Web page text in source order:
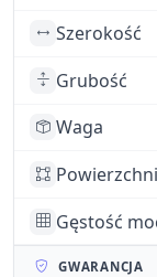
Szerokość
Grubość
Waga
Gęstość
GWARANCJA